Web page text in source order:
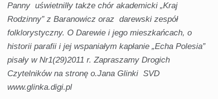
Panny uświetnilły także chór akademicki „Kraj
Rodzinny” z Baranowicz oraz darewski zespół
folklorystyczny. O Darewie i jego mieszkańcach, o
historii parafii i jej wspaniałym kapłanie „Echa Polesia”
pisały w Nr1(29)2011 r. Zapraszamy Drogich
Czytelników na stronę o.Jana Glinki SVD
www.glinka.digi.pl